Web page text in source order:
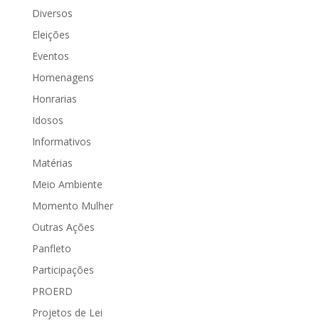
Diversos
Eleições
Eventos
Homenagens
Honrarias
Idosos
Informativos
Matérias
Meio Ambiente
Momento Mulher
Outras Ações
Panfleto
Participações
PROERD
Projetos de Lei